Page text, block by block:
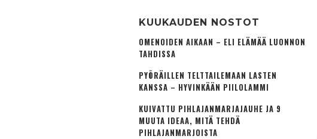
KUUKAUDEN NOSTOT
OMENOIDEN AIKAAN – ELI ELÄMÄÄ LUONNON
TAHDISSA
PYÖRÄILLEN TELTTAILEMAAN LASTEN
KANSSA – HYVINKÄÄN PIILOLAMMI
KUIVATTU PIHLAJANMARJAJAUHE JA 9
MUUTA IDEAA, MITÄ TEHDÄ
PIHLAJANMARJOISTA